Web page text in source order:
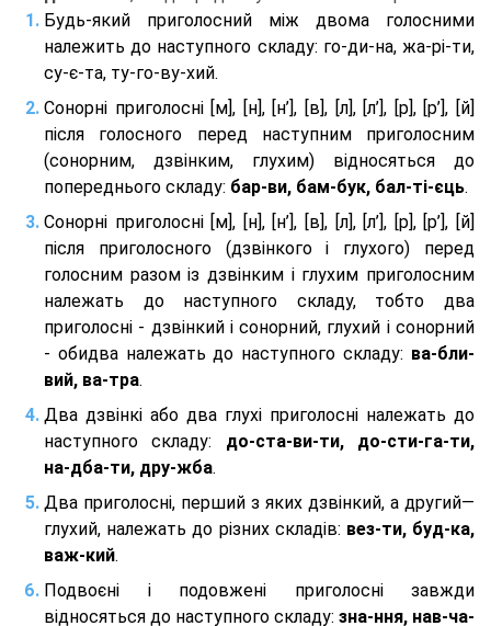
Будь-який приголосний між двома голосними
належить до наступного складу: го-ди-на, жа-рі-ти,
су-є-та, ту-го-ву-хий.
Сонорні приголосні [м], [н], [н’], [в], [л], [л’], [р], [р’], [й]
після голосного перед наступним приголосним
(сонорним, дзвінким, глухим) відносяться до
попереднього складу: бар-ви, бам-бук, бал-ті-єць.
Сонорні приголосні [м], [н], [н’], [в], [л], [л’], [р], [р’], [й]
після приголосного (дзвінкого і глухого) перед
голосним разом із дзвінким і глухим приголосним
належать до наступного складу, тобто два
приголосні - дзвінкий і сонорний, глухий і сонорний
- обидва належать до наступного складу: ва-бли-
вий, ва-тра.
Два дзвінкі або два глухі приголосні належать до
наступного складу: до-ста-ви-ти, до-сти-га-ти,
на-дба-ти, дру-жба.
Два приголосні, перший з яких дзвінкий, а другий—
глухий, належать до різних складів: вез-ти, буд-ка,
важ-кий.
Подвоєні і подовжені приголосні завжди
відносяться до наступного складу: зна-ння, нав-ча-